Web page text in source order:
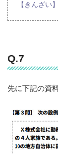
【きんざい】
Q.7
先に下記の資